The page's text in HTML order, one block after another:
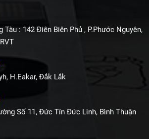
Tàu : 142 Điên Biên Phủ , P.Phước Nguyên,
H.Eakar, Đắk Lắk
Số 11, Đức Tín Đức Linh, Bình Thuận